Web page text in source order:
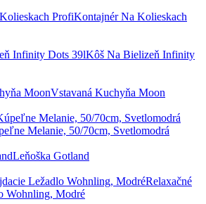
Kontajnér Na Kolieskach
Kôš Na Bielizeň Infinity
Vstavaná Kuchyňa Moon
Melanie, 50/70cm, Svetlomodrá
Leňoška Gotland
Relaxačné
Wohnling, Modré